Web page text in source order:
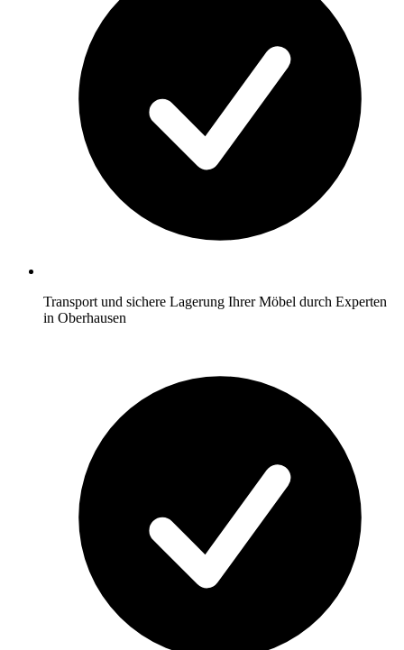
Transport und sichere Lagerung Ihrer Möbel durch Experten
in Oberhausen